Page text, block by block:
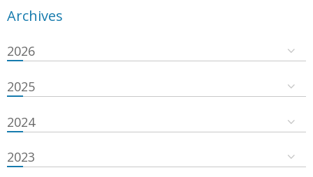
Archives
2026
2025
2024
2023